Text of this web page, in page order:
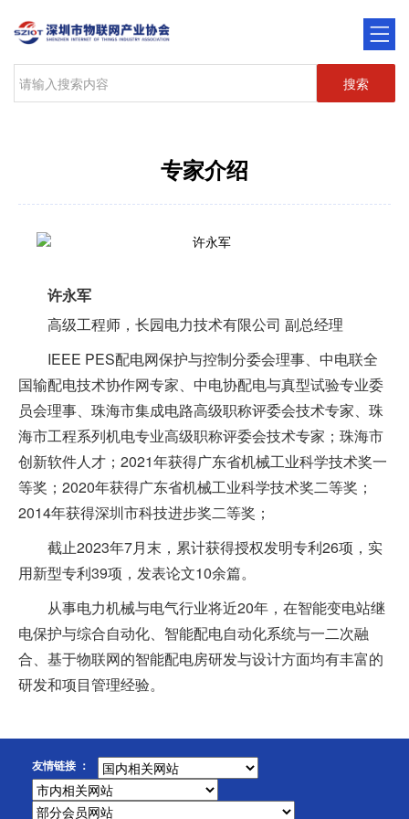
搜索
专家介绍
许永军
高级工程师，长园电力技术有限公司 副总经理
IEEE PES配电网保护与控制分委会理事、中电联全
国输配电技术协作网专家、中电协配电与真型试验专业委
员会理事、珠海市集成电路高级职称评委会技术专家、珠
海市工程系列机电专业高级职称评委会技术专家；珠海市
创新软件人才；2021年获得广东省机械工业科学技术奖一
等奖；2020年获得广东省机械工业科学技术奖二等奖；
2014年获得深圳市科技进步奖二等奖；
截止2023年7月末，累计获得授权发明专利26项，实
用新型专利39项，发表论文10余篇。
从事电力机械与电气行业将近20年，在智能变电站继
电保护与综合自动化、智能配电自动化系统与一二次融
合、基于物联网的智能配电房研发与设计方面均有丰富的
研发和项目管理经验。
友情链接 ：